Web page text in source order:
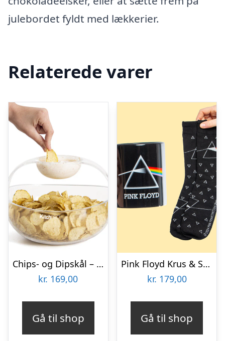
julebordet fyldt med lækkerier.
Relaterede varer
Chips- og Dipskål – KitchPro
kr. 169,00
Gå til shop
Pink Floyd Krus & Sokker Gavesæt
kr. 179,00
Gå til shop